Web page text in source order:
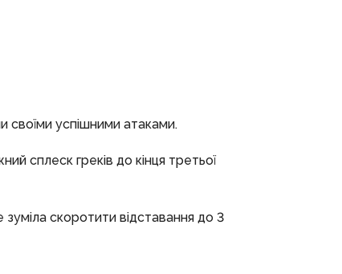
своїми успішними атаками.
сплеск греків до кінця третьої
скоротити відставання до 3